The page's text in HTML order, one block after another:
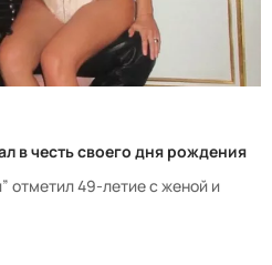
в честь своего дня рождения
отметил 49-летие с женой и